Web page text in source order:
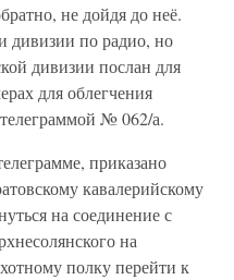
не дойдя до неё.
дивизии по радио, но
дивизии послан для
для облегчения
№ 062/а.
приказано
кавалерийскому
на соединение с
на
полку перейти к